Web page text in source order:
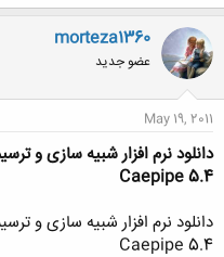
morteza1360
عضو جدید
May 19, 2011
دانلود نرم افزار شبیه سازی و
Caepipe 5.4
دانلود نرم افزار شبیه سازی و
Caepipe 5.4